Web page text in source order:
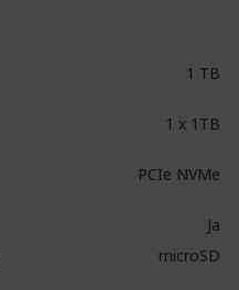
1 TB
1 x 1TB
PCIe NVMe
Ja
microSD